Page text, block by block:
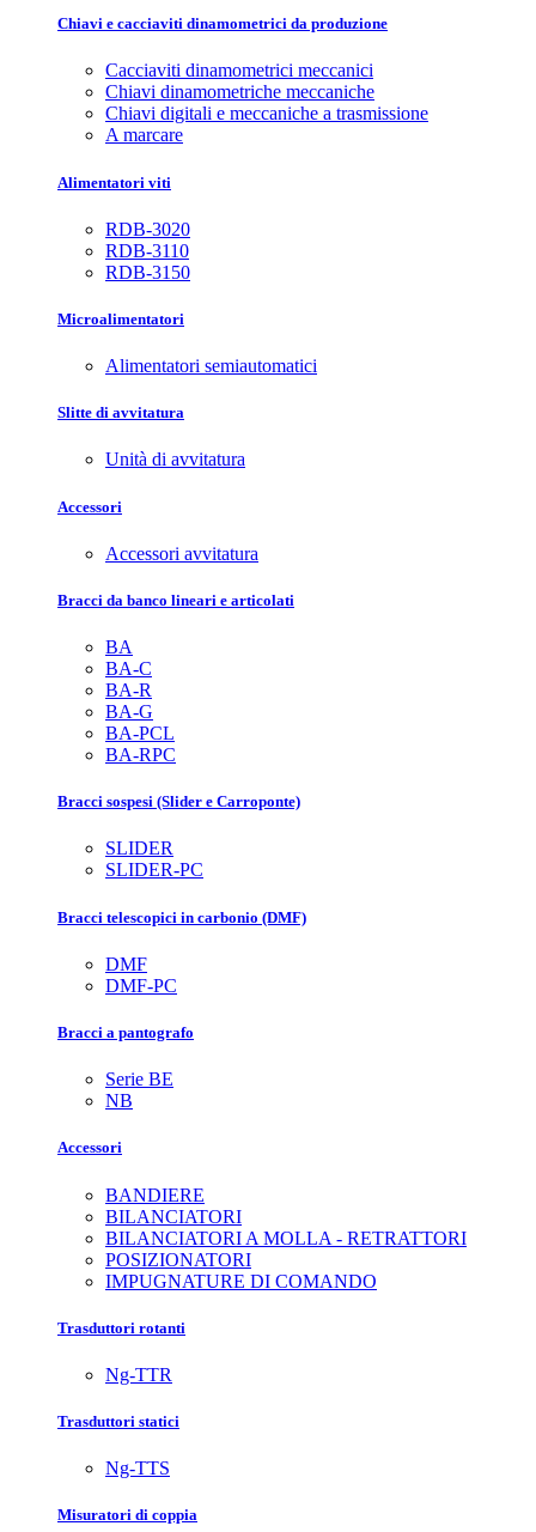
Chiavi e cacciaviti dinamometrici da produzione
Cacciaviti dinamometrici meccanici
Chiavi dinamometriche meccaniche
Chiavi digitali e meccaniche a trasmissione
A marcare
Alimentatori viti
RDB-3020
RDB-3110
RDB-3150
Microalimentatori
Alimentatori semiautomatici
Slitte di avvitatura
Unità di avvitatura
Accessori
Accessori avvitatura
Bracci da banco lineari e articolati
BA
BA-C
BA-R
BA-G
BA-PCL
BA-RPC
Bracci sospesi (Slider e Carroponte)
SLIDER
SLIDER-PC
Bracci telescopici in carbonio (DMF)
DMF
DMF-PC
Bracci a pantografo
Serie BE
NB
Accessori
BANDIERE
BILANCIATORI
BILANCIATORI A MOLLA - RETRATTORI
POSIZIONATORI
IMPUGNATURE DI COMANDO
Trasduttori rotanti
Ng-TTR
Trasduttori statici
Ng-TTS
Misuratori di coppia